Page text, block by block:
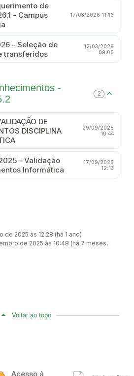
de
- Campus
17/03/2026 11:16
- Seleção de
transferidos
12/03/2026
09:06
-
2
DISCIPLINA
29/09/2025
10:44
- Validação
Informática
17/09/2025
12:13
2025 às 12:28 (há 1 ano)
de 2025 às 10:48 (há 7 meses,
Voltar ao topo
Acesso à